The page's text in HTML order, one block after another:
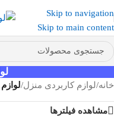
Skip to navigation
Skip to main content
عضو کانال بله کیان کالا شوید
خانه/لوازم کاربردی منزل/
مشاهده فیلترها